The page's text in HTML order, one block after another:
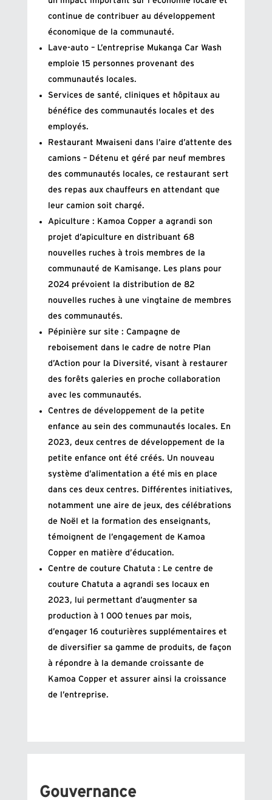
continue de contribuer au développement
économique de la communauté.
Lave-auto – L’entreprise Mukanga Car Wash
emploie 15 personnes provenant des
communautés locales.
Services de santé, cliniques et hôpitaux au
bénéfice des communautés locales et des
employés.
Restaurant Mwaiseni dans l’aire d’attente des
camions – Détenu et géré par neuf membres
des communautés locales, ce restaurant sert
des repas aux chauffeurs en attendant que
leur camion soit chargé.
Apiculture : Kamoa Copper a agrandi son
projet d’apiculture en distribuant 68
nouvelles ruches à trois membres de la
communauté de Kamisange. Les plans pour
2024 prévoient la distribution de 82
nouvelles ruches à une vingtaine de membres
des communautés.
Pépinière sur site : Campagne de
reboisement dans le cadre de notre Plan
d’Action pour la Diversité, visant à restaurer
des forêts galeries en proche collaboration
avec les communautés.
Centres de développement de la petite
enfance au sein des communautés locales. En
2023, deux centres de développement de la
petite enfance ont été créés. Un nouveau
système d’alimentation a été mis en place
dans ces deux centres. Différentes initiatives,
notamment une aire de jeux, des célébrations
de Noël et la formation des enseignants,
témoignent de l’engagement de Kamoa
Copper en matière d’éducation.
Centre de couture Chatuta : Le centre de
couture Chatuta a agrandi ses locaux en
2023, lui permettant d’augmenter sa
production à 1 000 tenues par mois,
d’engager 16 couturières supplémentaires et
de diversifier sa gamme de produits, de façon
à répondre à la demande croissante de
Kamoa Copper et assurer ainsi la croissance
de l’entreprise.
Gouvernance